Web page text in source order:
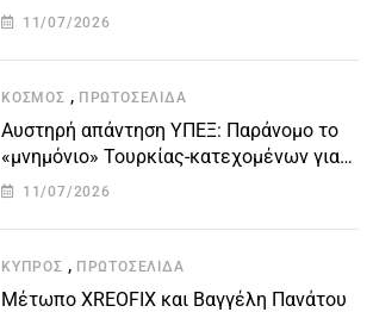
οδήγησαν στην τραγωδία
11/07/2026
ΚΌΣΜΟΣ , ΠΡΩΤΟΣΈΛΙΔΑ
Αυστηρή απάντηση ΥΠΕΞ: Παράνομο το
«μνημόνιο» Τουρκίας-κατεχομένων για
τον υποθαλάσσιο αγωγό
11/07/2026
ΚΎΠΡΟΣ , ΠΡΩΤΟΣΈΛΙΔΑ
Μέτωπο XREOFIX και Βαγγέλη Πανάτου